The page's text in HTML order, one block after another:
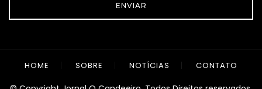
ENVIAR
HOME SOBRE NOTÍCIAS CONTATO